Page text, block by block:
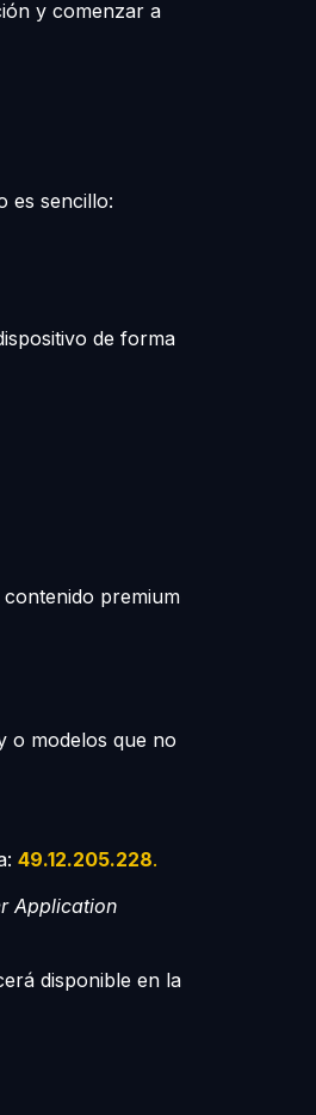
y comenzar a
es sencillo:
de forma
premium
o modelos que no
49.12.205.228.
Application
disponible en la